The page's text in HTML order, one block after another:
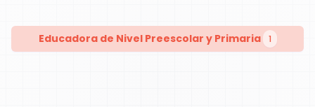
Educadora de Nivel Preescolar y Primaria 1